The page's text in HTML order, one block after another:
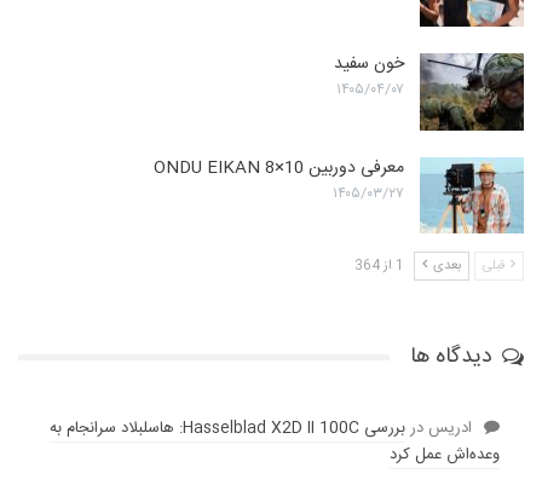
خون سفید
۱۴۰۵/۰۴/۰۷
معرفی دوربین ONDU EIKAN 8×10
۱۴۰۵/۰۳/۲۷
قبلی بعدی 1 از 364
دیدگاه ها
ادریس در
بررسی Hasselblad X2D II 100C: هاسلبلاد سرانجام به
وعده‌‌اش عمل کرد